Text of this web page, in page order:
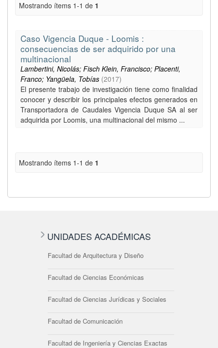
Mostrando ítems 1-1 de 1
Caso Vigencia Duque - Loomis :
consecuencias de ser adquirido por una
multinacional
Lambertini, Nicolás; Fisch Klein, Francisco; Placenti,
Franco; Yangüela, Tobías (2017)
El presente trabajo de investigación tiene como finalidad
conocer y describir los principales efectos generados en
Transportadora de Caudales Vigencia Duque SA al ser
adquirida por Loomis, una multinacional del mismo ...
Mostrando ítems 1-1 de 1
UNIDADES ACADÉMICAS
Facultad de Arquitectura y Diseño
Facultad de Ciencias Económicas
Facultad de Ciencias Jurídicas y Sociales
Facultad de Comunicación
Facultad de Ingeniería y Ciencias Exactas